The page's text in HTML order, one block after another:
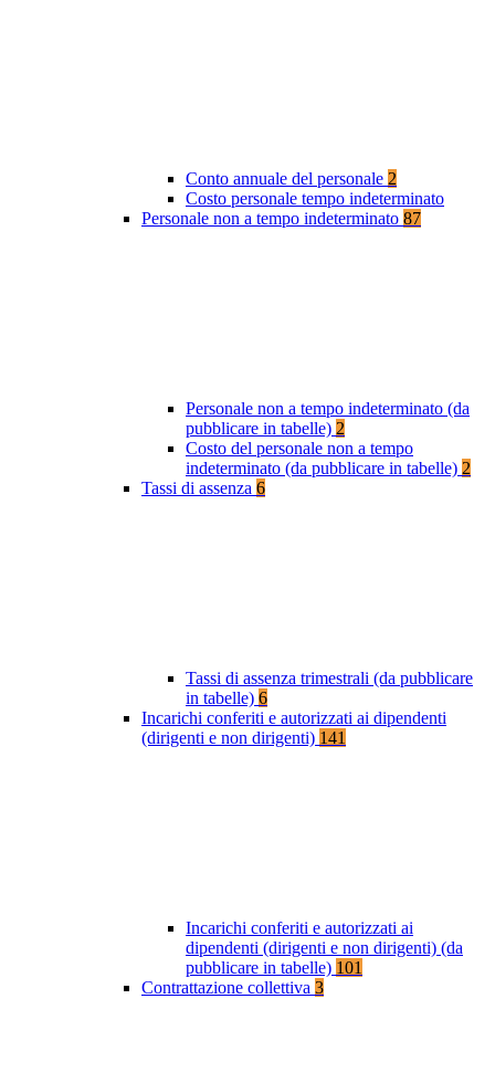
Conto annuale del personale 2
Costo personale tempo indeterminato
Personale non a tempo indeterminato 87
Personale non a tempo indeterminato (da
pubblicare in tabelle) 2
Costo del personale non a tempo
indeterminato (da pubblicare in tabelle) 2
Tassi di assenza 6
Tassi di assenza trimestrali (da pubblicare
in tabelle) 6
Incarichi conferiti e autorizzati ai dipendenti
(dirigenti e non dirigenti) 141
Incarichi conferiti e autorizzati ai
dipendenti (dirigenti e non dirigenti) (da
pubblicare in tabelle) 101
Contrattazione collettiva 3